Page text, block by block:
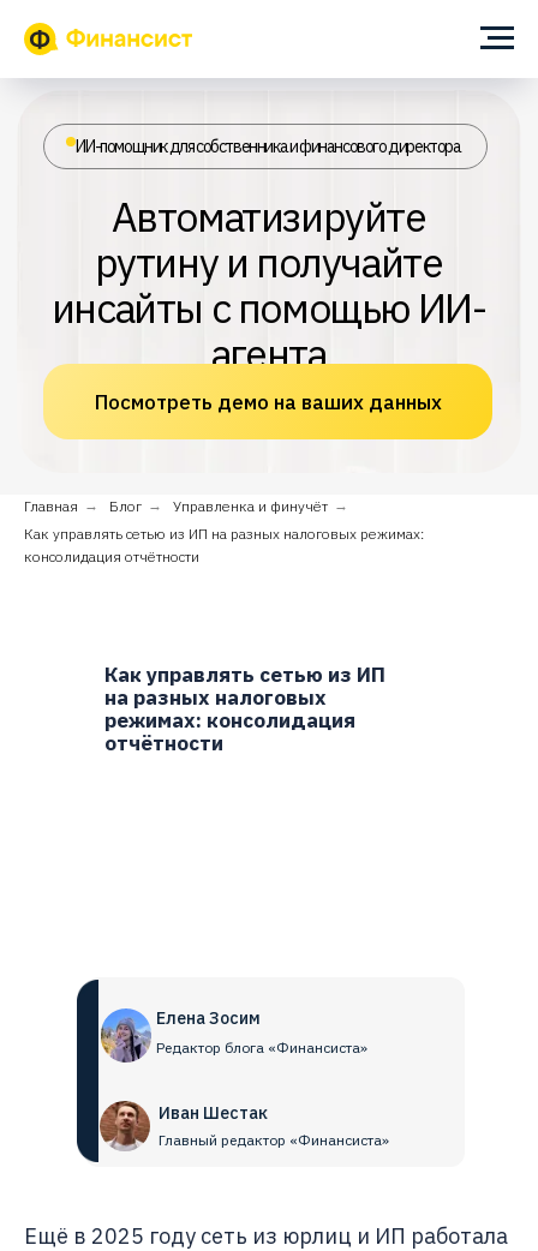
Автоматизируйте
инсайты с помощью ИИ-
агента
Посмотреть демо на ваших данных
Главная → Блог → Управленка и финучёт →
Как управлять сетью из ИП на разных налоговых режимах:
консолидация отчётности
Как управлять сетью из ИП
на разных налоговых
режимах: консолидация
отчётности
Елена Зосим
Редактор блога «Финансиста»
Иван Шестак
Главный редактор «Финансиста»
Ещё в 2025 году сеть из юрлиц и ИП работала